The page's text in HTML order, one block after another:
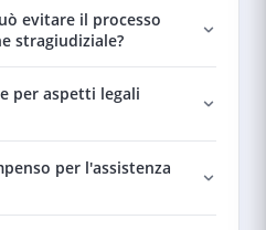
evitare il processo
stragiudiziale?
per aspetti legali
per l'assistenza